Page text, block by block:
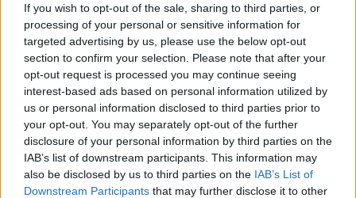
If you wish to opt-out of the sale, sharing to third parties, or
processing of your personal or sensitive information for
targeted advertising by us, please use the below opt-out
section to confirm your selection. Please note that after your
opt-out request is processed you may continue seeing
interest-based ads based on personal information utilized by
us or personal information disclosed to third parties prior to
your opt-out. You may separately opt-out of the further
disclosure of your personal information by third parties on the
IAB’s list of downstream participants. This information may
also be disclosed by us to third parties on the IAB’s List of
Downstream Participants that may further disclose it to other
tecnologie verdi e pratiche sostenibili non solo
aiuteranno a mitigare il cambiamento climatico, ma
offriranno anche nuove opportunità di mercato. Le
aziende devono sviluppare una roadmapchiara
per la transizione verso modelli di business più
sostenibili, che includa investimenti in ricerca e
sviluppo, collaborazioni strategiche e un impegno
continuo nella formazione del personale.